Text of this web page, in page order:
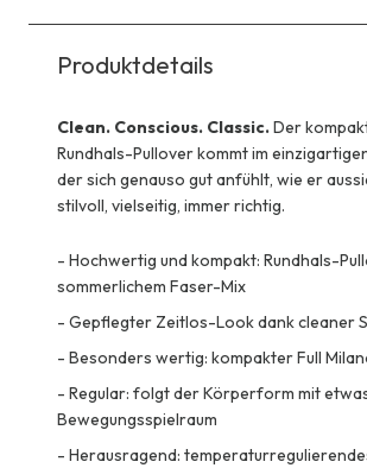
Produktdetails
Clean. Conscious. Classic.Der
Rundhals-Pullover kommt im
der sich genauso gut anfühlt, wie er
stilvoll, vielseitig, immer richtig.
- Hochwertig und kompakt: Rundhals-
sommerlichem Faser-Mix
- Gepflegter Zeitlos-Look dank cleaner
- Besonders wertig: kompakter Full
- Regular: folgt der Körperform mit
Bewegungsspielraum
- Herausragend: